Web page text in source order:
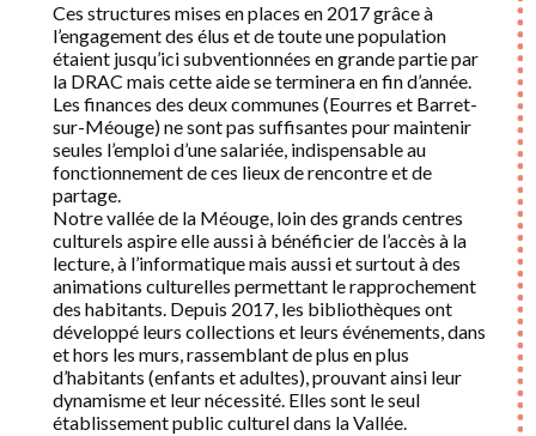
Ces structures mises en places en 2017 grâce à
l’engagement des élus et de toute une population
étaient jusqu’ici subventionnées en grande partie par
la DRAC mais cette aide se terminera en fin d’année.
Les finances des deux communes (Eourres et Barret-
sur-Méouge) ne sont pas suffisantes pour maintenir
seules l’emploi d’une salariée, indispensable au
fonctionnement de ces lieux de rencontre et de
partage.
Notre vallée de la Méouge, loin des grands centres
culturels aspire elle aussi à bénéficier de l’accès à la
lecture, à l’informatique mais aussi et surtout à des
animations culturelles permettant le rapprochement
des habitants. Depuis 2017, les bibliothèques ont
développé leurs collections et leurs événements, dans
et hors les murs, rassemblant de plus en plus
d’habitants (enfants et adultes), prouvant ainsi leur
dynamisme et leur nécessité. Elles sont le seul
établissement public culturel dans la Vallée.